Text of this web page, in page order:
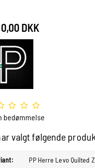
DKK
bedømmelse
valgt følgende
PP Herre Levo Quilted